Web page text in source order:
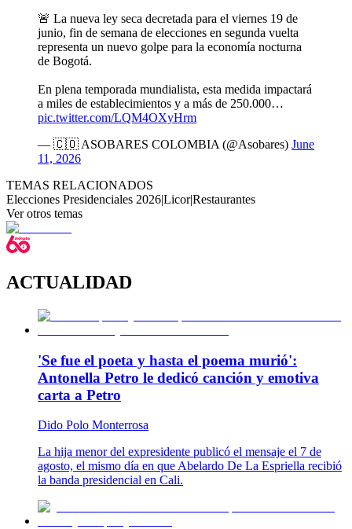
🚨 La nueva ley seca decretada para el viernes 19 de
junio, fin de semana de elecciones en segunda vuelta
representa un nuevo golpe para la economía nocturna
de Bogotá.
En plena temporada mundialista, esta medida impactará
a miles de establecimientos y a más de 250.000…
pic.twitter.com/LQM4OXyHrm
— 🇨🇴 ASOBARES COLOMBIA (@Asobares) June
11, 2026
TEMAS RELACIONADOS
Elecciones Presidenciales 2026|Licor|Restaurantes
Ver otros temas
ACTUALIDAD
'Se fue el poeta y hasta el poema murió':
Antonella Petro le dedicó canción y emotiva
carta a Petro
Dido Polo Monterrosa
La hija menor del expresidente publicó el mensaje el 7 de
agosto, el mismo día en que Abelardo De La Espriella recibió
la banda presidencial en Cali.